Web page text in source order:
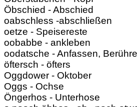
Öbschied - Abschied
oabschless -abschließen
oetze - Speisereste
oobabbe - ankleben
oodatsche - Anfassen,
öftersch - öfters
Oggdower - Oktober
Oggs - Ochse
Öngerhos - Unterhose